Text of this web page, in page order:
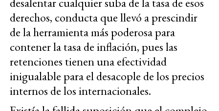
derechos, conducta que llevó a prescindir
de la herramienta más poderosa para
contener la tasa de inflación, pues las
retenciones tienen una efectividad
inigualable para el desacople de los precios
internos de los internacionales.